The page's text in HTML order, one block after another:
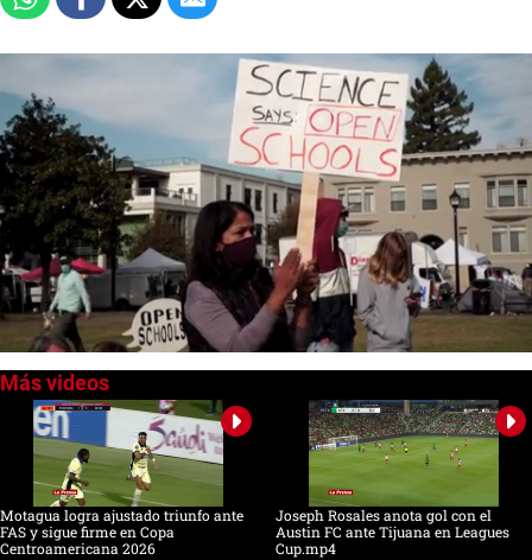
seconds
seconds
Motagua logra ajustado triunfo ante
FAS y sigue firme en Copa
Centroamericana 2026
Joseph Rosales anota gol con el
Austin FC ante Tijuana en Leagues
Cup.mp4